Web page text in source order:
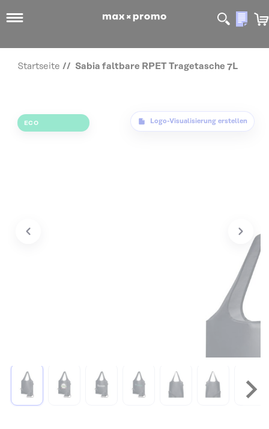
Startseite Sabia faltbare RPET Tragetasche 7L
Logo-Visualisierung erstellen
Zum Ende der Bildgalerie springen
ECO